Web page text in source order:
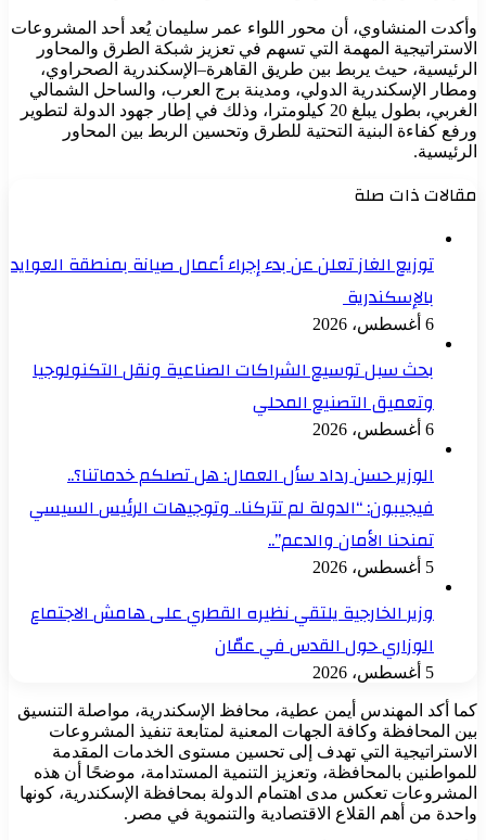
وأكدت المنشاوي، أن محور اللواء عمر سليمان يُعد أحد المشروعات
الاستراتيجية المهمة التي تسهم في تعزيز شبكة الطرق والمحاور
الرئيسية، حيث يربط بين طريق القاهرة–الإسكندرية الصحراوي،
ومطار الإسكندرية الدولي، ومدينة برج العرب، والساحل الشمالي
الغربي، بطول يبلغ 20 كيلومترا، وذلك في إطار جهود الدولة لتطوير
ورفع كفاءة البنية التحتية للطرق وتحسين الربط بين المحاور
الرئيسية.
مقالات ذات صلة
توزيع الغاز تعلن عن بدء إجراء أعمال صيانة بمنطقة العوايد
بالإسكندرية
6 أغسطس، 2026
بحث سبل توسيع الشراكات الصناعية ونقل التكنولوجيا
وتعميق التصنيع المحلي
6 أغسطس، 2026
الوزير حسن رداد سأل العمال: هل تصلكم خدماتنا؟..
فيجيبون: “الدولة لم تتركنا.. وتوجيهات الرئيس السيسي
تمنحنا الأمان والدعم”..
5 أغسطس، 2026
وزير الخارجية يلتقي نظيره القطري على هامش الاجتماع
الوزاري حول القدس في عمّان
5 أغسطس، 2026
كما أكد المهندس أيمن عطية، محافظ الإسكندرية، مواصلة التنسيق
بين المحافظة وكافة الجهات المعنية لمتابعة تنفيذ المشروعات
الاستراتيجية التي تهدف إلى تحسين مستوى الخدمات المقدمة
للمواطنين بالمحافظة، وتعزيز التنمية المستدامة، موضحًا أن هذه
المشروعات تعكس مدى اهتمام الدولة بمحافظة الإسكندرية، كونها
واحدة من أهم القلاع الاقتصادية والتنموية في مصر.